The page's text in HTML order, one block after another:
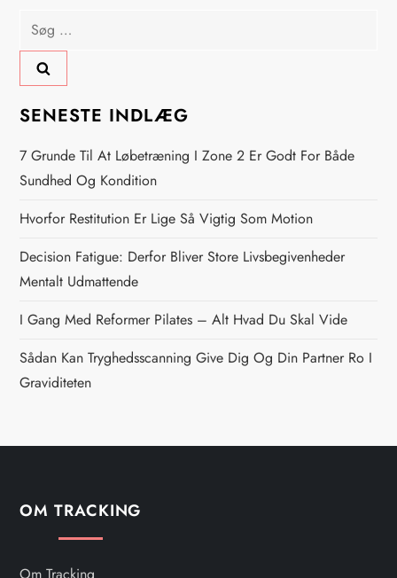
l
æ
g
s
n
a
v
i
g
a
t
o
n
Søg
efter:
SENESTE INDLÆG
7 Grunde Til At Løbetræning I Zone 2 Er Godt For Både
Sundhed Og Kondition
Hvorfor Restitution Er Lige Så Vigtig Som Motion
Decision Fatigue: Derfor Bliver Store Livsbegivenheder
Mentalt Udmattende
I Gang Med Reformer Pilates – Alt Hvad Du Skal Vide
Sådan Kan Tryghedsscanning Give Dig Og Din Partner Ro I
Graviditeten
OM TRACKING